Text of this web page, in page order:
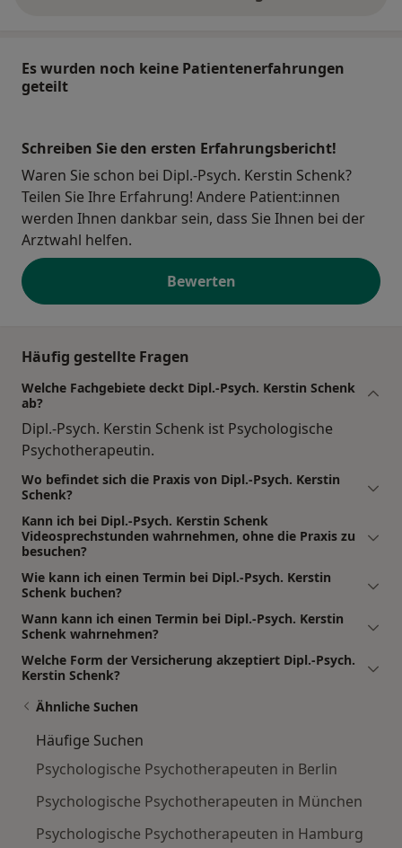
Es wurden noch keine Patientenerfahrungen
geteilt
Schreiben Sie den ersten Erfahrungsbericht!
Waren Sie schon bei Dipl.-Psych. Kerstin Schenk?
Teilen Sie Ihre Erfahrung! Andere Patient:innen
werden Ihnen dankbar sein, dass Sie Ihnen bei der
Arztwahl helfen.
Bewerten
Häufig gestellte Fragen
Welche Fachgebiete deckt Dipl.-Psych. Kerstin Schenk
ab?
Dipl.-Psych. Kerstin Schenk ist Psychologische
Psychotherapeutin.
Wo befindet sich die Praxis von Dipl.-Psych. Kerstin
Schenk?
Kann ich bei Dipl.-Psych. Kerstin Schenk
Videosprechstunden wahrnehmen, ohne die Praxis zu
besuchen?
Wie kann ich einen Termin bei Dipl.-Psych. Kerstin
Schenk buchen?
Wann kann ich einen Termin bei Dipl.-Psych. Kerstin
Schenk wahrnehmen?
Welche Form der Versicherung akzeptiert Dipl.-Psych.
Kerstin Schenk?
Ähnliche Suchen
Häufige Suchen
Psychologische Psychotherapeuten in Berlin
Psychologische Psychotherapeuten in München
Psychologische Psychotherapeuten in Hamburg